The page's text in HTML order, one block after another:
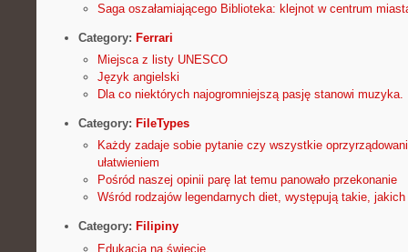
Saga oszałamiającego Biblioteka: klejnot w centrum
Category: Ferrari
Miejsca z listy UNESCO
Język angielski
Dla co niektórych najogromniejszą pasję stanowi
Category: FileTypes
Każdy zadaje sobie pytanie czy wszystkie
ułatwieniem
Pośród naszej opinii parę lat temu panowało przekonanie
Wśród rodzajów legendarnych diet, występują takie,
Category: Filipiny
Edukacja na świecie